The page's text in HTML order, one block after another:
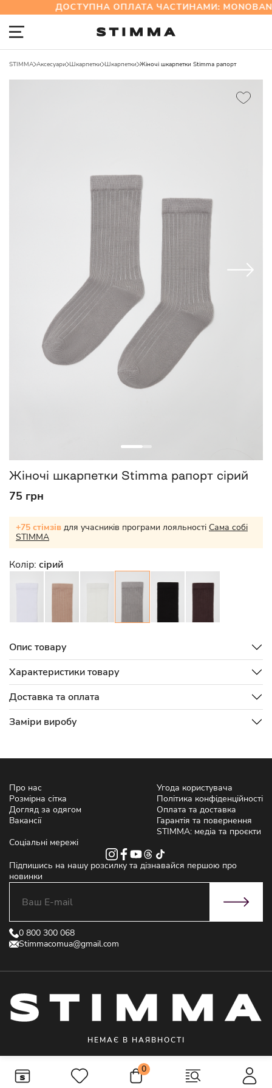
ДОСТУПНА ОПЛАТА ЧАСТИНАМИ:
STIMMA Аксесуари Шкарпетки Шкарпетки Жіночі шкарпетки Stimma рапорт
Жіночі шкарпетки Stimma рапорт сірий
75 грн
+75 стімзів для учасників програми лояльності Сама собі
STIMMA
Колір: сірий
Опис товару
Характеристики товару
Доставка та оплата
Заміри виробу
НЕМАЄ В НАЯВНОСТІ
0
Про нас
Розмірна сітка
Догляд за одягом
Вакансії
Угода користувача
Політика конфіденційності
Оплата та доставка
Гарантія та повернення
STIMMA: медіа та проєкти
Соціальні мережі
Підпишись на нашу розсилку та дізнавайся першою про
новинки
0 800 300 068
Stimmacomua@gmail.com
© 2021 STIMMA - Інтернет магазин жіночого одягу від виробника